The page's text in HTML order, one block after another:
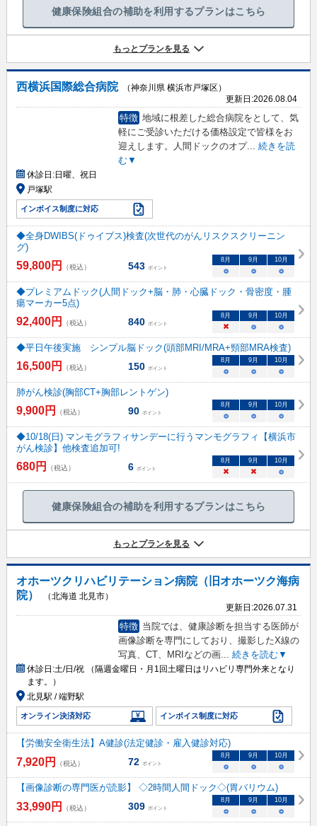
健康保険組合の補助を利用するプランはこちら
もっとプランを見る
西横浜国際総合病院
（神奈川県 横浜市戸塚区）
更新日:2026.08.04
特徴 地域に根差した総合病院をとして、気
軽にご受診いただける価格設定で皆様をお
迎えします。人間ドックのオプ...
続きを読
む▼
休診日:日曜、祝日
戸塚駅
インボイス制度に対応
◆全身DWIBS(ドゥイブス)検査(次世代のがんリスクスクリーニン
グ)
59,800円 （税込） 543 ポイント
8 月 9 月 10月
○ ○ ○
◆プレミアムドック(人間ドック+脳・肺・心臓ドック・骨密度・腫
瘍マーカー5点)
92,400円 （税込） 840 ポイント
8 月 9 月 10月
× ○ ○
◆平日午後実施 シンプル脳ドック(頭部MRI/MRA+頸部MRA検査)
16,500円 （税込） 150 ポイント
8 月 9 月 10月
○ ○ ○
肺がん検診(胸部CT+胸部レントゲン)
9,900円 （税込） 90 ポイント
8 月 9 月 10月
○ ○ ○
◆10/18(日) マンモグラフィサンデーに行うマンモグラフィ【横浜市
がん検診】他検査追加可!
680円 （税込） 6 ポイント
8 月 9 月 10月
× × ○
健康保険組合の補助を利用するプランはこちら
もっとプランを見る
オホーツクリハビリテーション病院（旧オホーツク海病
院）
（北海道 北見市）
更新日:2026.07.31
特徴 当院では、健康診断を担当する医師が
画像診断を専門にしており、撮影したX線の
写真、CT、MRIなどの画... 続きを読む▼
休診日:土/日/祝 （隔週金曜日・月1回土曜日はリハビリ専門外来となり
ます。）
北見駅 / 端野駅
オンライン決済対応 インボイス制度に対応
【労働安全衛生法】A健診(法定健診・雇入健診対応)
7,920円 （税込） 72 ポイント
8月 9月 10月
○ ○ ○
【画像診断の専門医が読影】 ◇2時間人間ドック◇(胃バリウム)
33,990円 （税込） 309 ポイント
8月 9月 10月
○ ○ ○